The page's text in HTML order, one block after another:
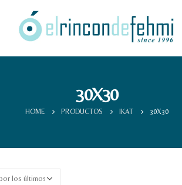
30X30
HOME PRODUCTOS IKAT 30X30